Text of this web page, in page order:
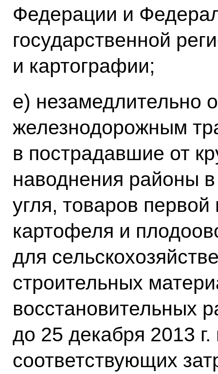
Федерации и
государственной
и картографии;
е) незамедлительно
железнодорожным
в пострадавшие от
наводнения районы
угля, товаров
картофеля и
для
строительных
восстановительных
до 25 декабря 2013
соответствующих